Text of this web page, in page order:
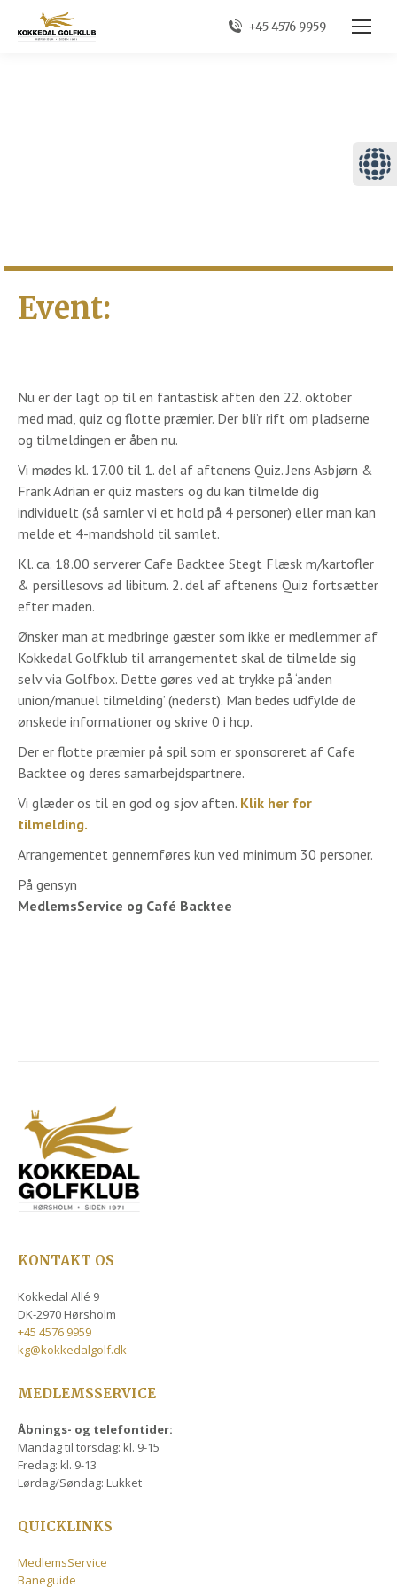
+45 4576 9959
Event:
Nu er der lagt op til en fantastisk aften den 22. oktober
med mad, quiz og flotte præmier. Der bli’r rift om pladserne
og tilmeldingen er åben nu.
Vi mødes kl. 17.00 til 1. del af aftenens Quiz. Jens Asbjørn &
Frank Adrian er quiz masters og du kan tilmelde dig
individuelt (så samler vi et hold på 4 personer) eller man kan
melde et 4-mandshold til samlet.
Kl. ca. 18.00 serverer Cafe Backtee Stegt Flæsk m/kartofler
& persillesovs ad libitum. 2. del af aftenens Quiz fortsætter
efter maden.
​Ønsker man at medbringe gæster som ikke er medlemmer af
Kokkedal Golfklub til arrangementet skal de tilmelde sig
selv via Golfbox. Dette gøres ved at trykke på ‘anden
union/manuel tilmelding’ (nederst). Man bedes udfylde de
ønskede informationer og skrive 0 i hcp.
Der er flotte præmier på spil som er sponsoreret af Cafe
Backtee og deres samarbejdspartnere.
Vi glæder os til en god og sjov aften. Klik her for
tilmelding.
​Arrangementet gennemføres kun ved minimum 30 personer.
På gensyn
MedlemsService og Café Backtee
KONTAKT OS
Kokkedal Allé 9
DK-2970 Hørsholm
+45 4576 9959
kg@kokkedalgolf.dk
MEDLEMSSERVICE
Åbnings- og telefontider:
Mandag til torsdag: kl. 9-15
Fredag: kl. 9-13
Lørdag/Søndag: Lukket
QUICKLINKS
MedlemsService
Baneguide